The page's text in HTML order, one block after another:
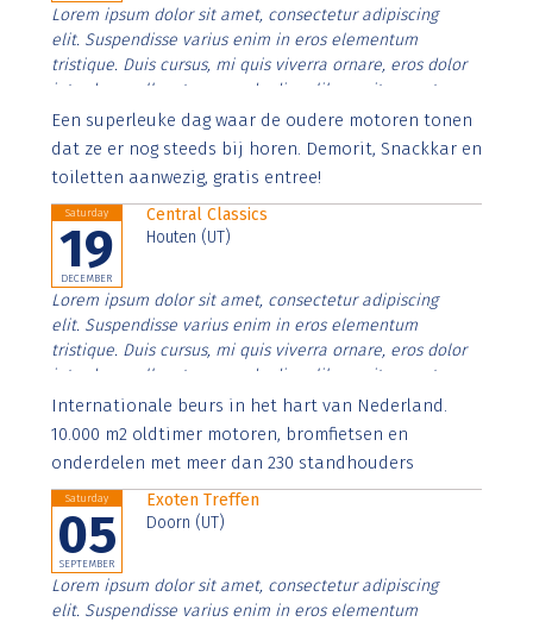
Lorem ipsum dolor sit amet, consectetur adipiscing
elit. Suspendisse varius enim in eros elementum
tristique. Duis cursus, mi quis viverra ornare, eros dolor
interdum nulla, ut commodo diam libero vitae erat.
Aenean faucibus nibh et justo cursus id rutrum lorem
imperdiet. Nunc ut sem vitae risus tristique posuere.
Een superleuke dag waar de oudere motoren tonen
dat ze er nog steeds bij horen. Demorit, Snackkar en
toiletten aanwezig, gratis entree!
Saturday
19
DECEMBER
Central Classics
Houten (UT)
Lorem ipsum dolor sit amet, consectetur adipiscing
elit. Suspendisse varius enim in eros elementum
tristique. Duis cursus, mi quis viverra ornare, eros dolor
interdum nulla, ut commodo diam libero vitae erat.
Aenean faucibus nibh et justo cursus id rutrum lorem
imperdiet. Nunc ut sem vitae risus tristique posuere.
Internationale beurs in het hart van Nederland.
10.000 m2 oldtimer motoren, bromfietsen en
onderdelen met meer dan 230 standhouders
Saturday
05
SEPTEMBER
Exoten Treffen
Doorn (UT)
Lorem ipsum dolor sit amet, consectetur adipiscing
elit. Suspendisse varius enim in eros elementum